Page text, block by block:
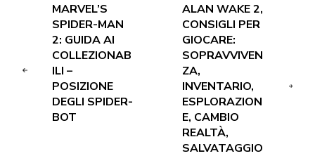
MARVEL’S
SPIDER-MAN
2: GUIDA AI
COLLEZIONAB
ILI –
POSIZIONE
DEGLI SPIDER-
BOT
ALAN WAKE 2,
CONSIGLI PER
GIOCARE:
SOPRAVVIVEN
ZA,
INVENTARIO,
ESPLORAZION
E, CAMBIO
REALTÀ,
SALVATAGGIO